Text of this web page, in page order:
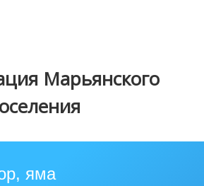
Марьянского
яма